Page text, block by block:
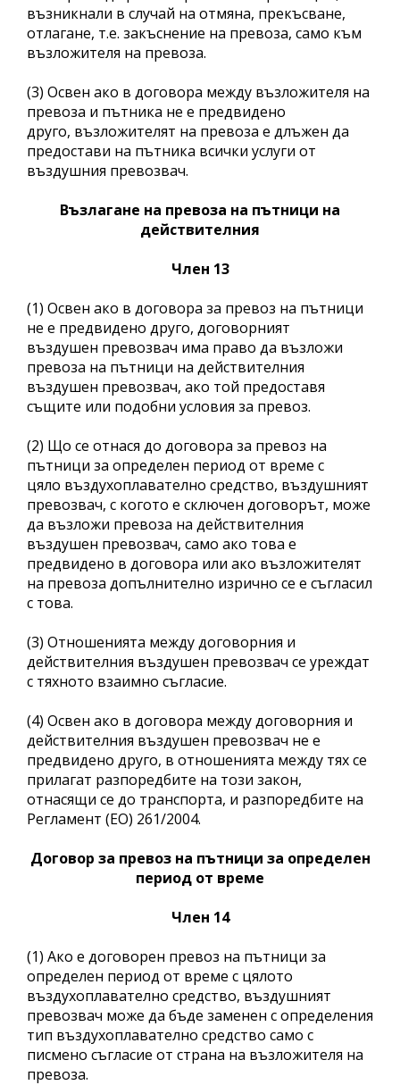
възникнали в случай на отмяна, прекъсване,
отлагане, т.е. закъснение на превоза, само към
възложителя на превоза.
(3) Освен ако в договора между възложителя на
превоза и пътника не е предвидено
друго, възложителят на превоза е длъжен да
предостави на пътника всички услуги от
въздушния превозвач.
Възлагане на превоза на пътници на
действителния
Член 13
(1) Освен ако в договора за превоз на пътници
не е предвидено друго, договорният
въздушен превозвач има право да възложи
превоза на пътници на действителния
въздушен превозвач, ако той предоставя
същите или подобни условия за превоз.
(2) Що се отнася до договора за превоз на
пътници за определен период от време с
цяло въздухоплавателно средство, въздушният
превозвач, с когото е сключен договорът, може
да възложи превоза на действителния
въздушен превозвач, само ако това е
предвидено в договора или ако възложителят
на превоза допълнително изрично се е съгласил
с това.
(3) Отношенията между договорния и
действителния въздушен превозвач се уреждат
с тяхното взаимно съгласие.
(4) Освен ако в договора между договорния и
действителния въздушен превозвач не е
предвидено друго, в отношенията между тях се
прилагат разпоредбите на този закон,
отнасящи се до транспорта, и разпоредбите на
Регламент (ЕО) 261/2004.
Договор за превоз на пътници за определен
период от време
Член 14
(1) Ако е договорен превоз на пътници за
определен период от време с цялото
въздухоплавателно средство, въздушният
превозвач може да бъде заменен с определения
тип въздухоплавателно средство само с
писмено съгласие от страна на възложителя на
превоза.